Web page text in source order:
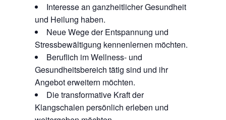
Interesse an ganzheitlicher Gesundheit
und Heilung haben.
Neue Wege der Entspannung und
Stressbewältigung kennenlernen möchten.
Beruflich im Wellness- und
Gesundheitsbereich tätig sind und ihr
Angebot erweitern möchten.
Die transformative Kraft der
Klangschalen persönlich erleben und